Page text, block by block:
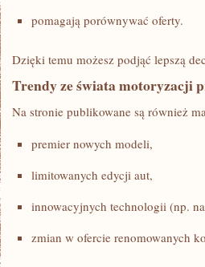
pomagają porównywać oferty.
Dzięki temu możesz podjąć lepszą
Trendy ze świata motoryzacji
Na stronie publikowane są również
premier nowych modeli,
limitowanych edycji aut,
innowacyjnych technologii (np.
zmian w ofercie renomowanych